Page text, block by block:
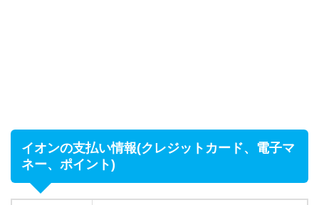
イオンの支払い情報(クレジットカード、電子マ
ネー、ポイント)